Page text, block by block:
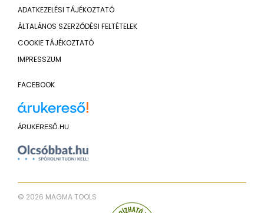
ADATKEZELÉSI TÁJÉKOZTATÓ
ÁLTALÁNOS SZERZŐDÉSI FELTÉTELEK
COOKIE TÁJÉKOZTATÓ
IMPRESSZUM
FACEBOOK
ÁRUKERESŐ.HU
© 2026 MAGMA TOOLS